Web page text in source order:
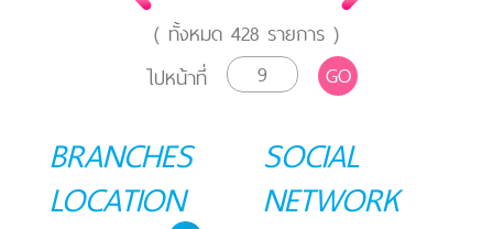
( ทั้งหมด 428 รายการ )
ไปหน้าที่
GO
BRANCHES
LOCATION
SOCIAL
NETWORK